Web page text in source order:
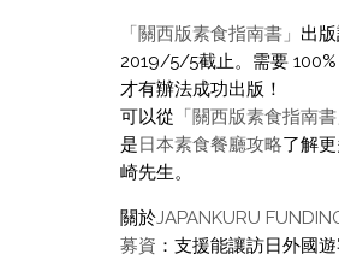
「關西版素食指南書」 出
2019/5/5截止。需要
才有辦法成功出版！
可以從 「關西版素食指南
是日本素食餐廳攻略了解
崎先生。
關於JAPANKURU
募資 ：支援能讓訪日外國